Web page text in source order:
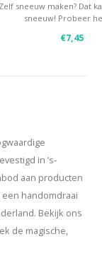
Zelf sneeuw maken? Dat
sneeuw! Probeer
€7,45
in ’s-
aan producten
handomdraai
Bekijk ons
de magische,